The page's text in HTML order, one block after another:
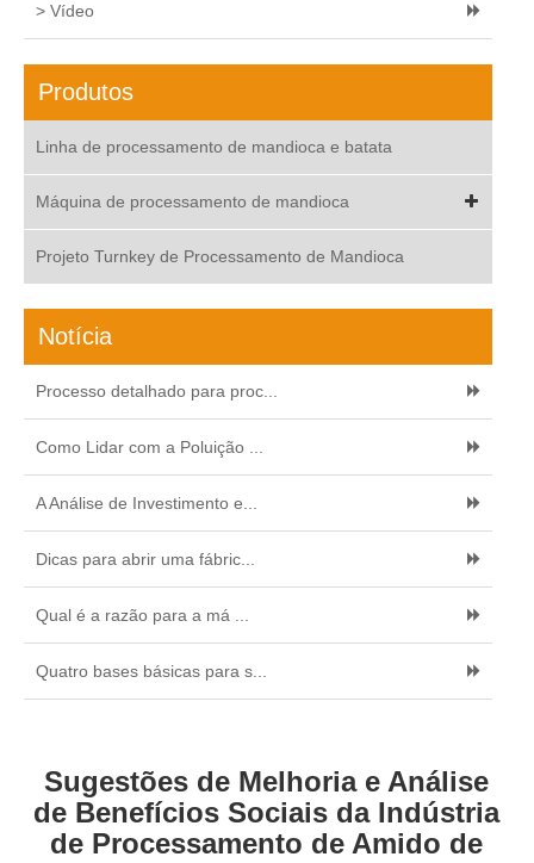
> Vídeo
Produtos
Linha de processamento de mandioca e batata
Máquina de processamento de mandioca
Projeto Turnkey de Processamento de Mandioca
Notícia
Processo detalhado para proc...
Como Lidar com a Poluição ...
A Análise de Investimento e...
Dicas para abrir uma fábric...
Qual é a razão para a má ...
Quatro bases básicas para s...
Sugestões de Melhoria e Análise
de Benefícios Sociais da Indústria
de Processamento de Amido de